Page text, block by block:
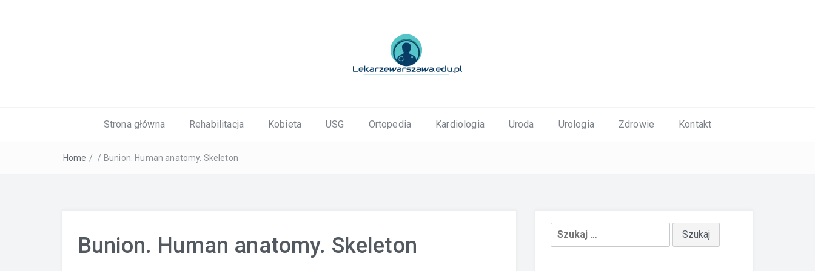
Strona główna Rehabilitacja Kobieta USG Ortopedia Kardiologia Uroda Urologia Zdrowie Kontakt
Home / / Bunion. Human anatomy. Skeleton
Bunion. Human anatomy. Skeleton
Szukaj: